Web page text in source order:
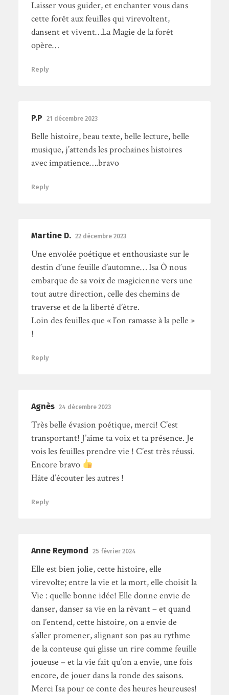
Laisser vous guider, et enchanter vous dans
cette forêt aux feuilles qui virevoltent,
dansent et vivent…La Magie de la forêt
opère…
Reply
P.P 21 décembre 2023
Belle histoire, beau texte, belle lecture, belle
musique, j’attends les prochaines histoires
avec impatience….bravo
Reply
Martine D. 22 décembre 2023
Une envolée poétique et enthousiaste sur le
destin d’une feuille d’automne… Isa Ô nous
embarque de sa voix de magicienne vers une
tout autre direction, celle des chemins de
traverse et de la liberté d’être.
Loin des feuilles que « l’on ramasse à la pelle »
!
Reply
Agnès 24 décembre 2023
Très belle évasion poétique, merci! C’est
transportant! J’aime ta voix et ta présence. Je
vois les feuilles prendre vie ! C’est très réussi.
Encore bravo
Hâte d’écouter les autres !
Reply
Anne Reymond 25 février 2024
Elle est bien jolie, cette histoire, elle
virevolte; entre la vie et la mort, elle choisit la
Vie : quelle bonne idée! Elle donne envie de
danser, danser sa vie en la rêvant – et quand
on l’entend, cette histoire, on a envie de
s’aller promener, alignant son pas au rythme
de la conteuse qui glisse un rire comme feuille
joueuse – et la vie fait qu’on a envie, une fois
encore, de jouer dans la ronde des saisons.
Merci Isa pour ce conte des heures heureuses!